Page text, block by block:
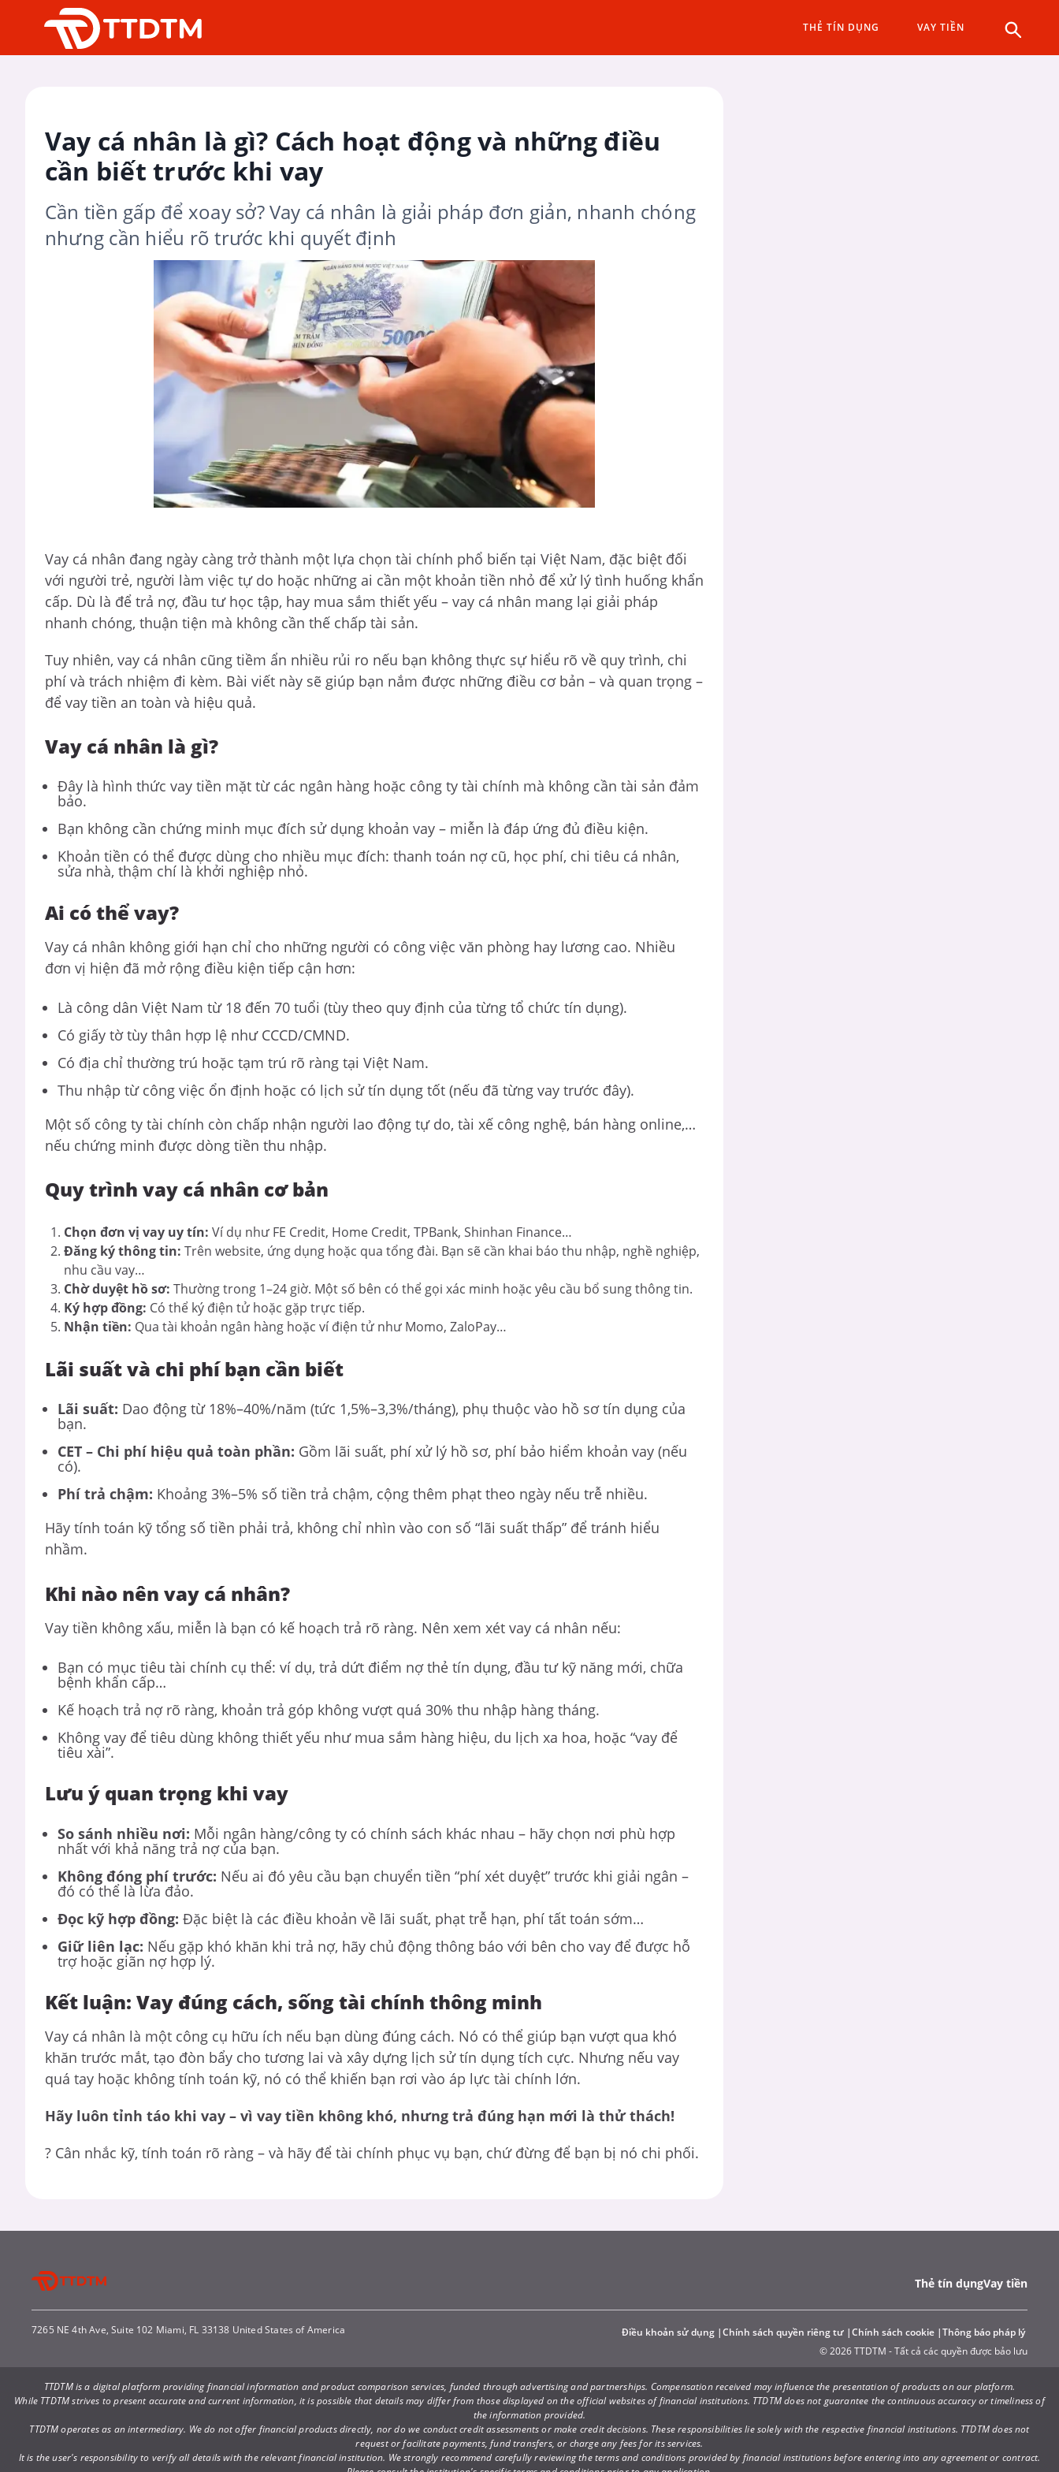
THẺ TÍN DỤNG VAY TIỀN
Vay cá nhân là gì? Cách hoạt động và những điều
cần biết trước khi vay
Cần tiền gấp để xoay sở? Vay cá nhân là giải pháp đơn giản, nhanh chóng
nhưng cần hiểu rõ trước khi quyết định
Vay cá nhân đang ngày càng trở thành một lựa chọn tài chính phổ biến tại Việt Nam, đặc biệt đối
với người trẻ, người làm việc tự do hoặc những ai cần một khoản tiền nhỏ để xử lý tình huống khẩn
cấp. Dù là để trả nợ, đầu tư học tập, hay mua sắm thiết yếu – vay cá nhân mang lại giải pháp
nhanh chóng, thuận tiện mà không cần thế chấp tài sản.
Tuy nhiên, vay cá nhân cũng tiềm ẩn nhiều rủi ro nếu bạn không thực sự hiểu rõ về quy trình, chi
phí và trách nhiệm đi kèm. Bài viết này sẽ giúp bạn nắm được những điều cơ bản – và quan trọng –
để vay tiền an toàn và hiệu quả.
Vay cá nhân là gì?
Đây là hình thức vay tiền mặt từ các ngân hàng hoặc công ty tài chính mà không cần tài sản đảm
bảo.
Bạn không cần chứng minh mục đích sử dụng khoản vay – miễn là đáp ứng đủ điều kiện.
Khoản tiền có thể được dùng cho nhiều mục đích: thanh toán nợ cũ, học phí, chi tiêu cá nhân,
sửa nhà, thậm chí là khởi nghiệp nhỏ.
Ai có thể vay?
Vay cá nhân không giới hạn chỉ cho những người có công việc văn phòng hay lương cao. Nhiều
đơn vị hiện đã mở rộng điều kiện tiếp cận hơn:
Là công dân Việt Nam từ 18 đến 70 tuổi (tùy theo quy định của từng tổ chức tín dụng).
Có giấy tờ tùy thân hợp lệ như CCCD/CMND.
Có địa chỉ thường trú hoặc tạm trú rõ ràng tại Việt Nam.
Thu nhập từ công việc ổn định hoặc có lịch sử tín dụng tốt (nếu đã từng vay trước đây).
Một số công ty tài chính còn chấp nhận người lao động tự do, tài xế công nghệ, bán hàng online,…
nếu chứng minh được dòng tiền thu nhập.
Quy trình vay cá nhân cơ bản
Chọn đơn vị vay uy tín: Ví dụ như FE Credit, Home Credit, TPBank, Shinhan Finance…
Đăng ký thông tin: Trên website, ứng dụng hoặc qua tổng đài. Bạn sẽ cần khai báo thu nhập, nghề nghiệp,
nhu cầu vay…
Chờ duyệt hồ sơ: Thường trong 1–24 giờ. Một số bên có thể gọi xác minh hoặc yêu cầu bổ sung thông tin.
Ký hợp đồng: Có thể ký điện tử hoặc gặp trực tiếp.
Nhận tiền: Qua tài khoản ngân hàng hoặc ví điện tử như Momo, ZaloPay…
Lãi suất và chi phí bạn cần biết
Lãi suất: Dao động từ 18%–40%/năm (tức 1,5%–3,3%/tháng), phụ thuộc vào hồ sơ tín dụng của
bạn.
CET – Chi phí hiệu quả toàn phần: Gồm lãi suất, phí xử lý hồ sơ, phí bảo hiểm khoản vay (nếu
có).
Phí trả chậm: Khoảng 3%–5% số tiền trả chậm, cộng thêm phạt theo ngày nếu trễ nhiều.
Hãy tính toán kỹ tổng số tiền phải trả, không chỉ nhìn vào con số “lãi suất thấp” để tránh hiểu
nhầm.
Khi nào nên vay cá nhân?
Vay tiền không xấu, miễn là bạn có kế hoạch trả rõ ràng. Nên xem xét vay cá nhân nếu:
Bạn có mục tiêu tài chính cụ thể: ví dụ, trả dứt điểm nợ thẻ tín dụng, đầu tư kỹ năng mới, chữa
bệnh khẩn cấp…
Kế hoạch trả nợ rõ ràng, khoản trả góp không vượt quá 30% thu nhập hàng tháng.
Không vay để tiêu dùng không thiết yếu như mua sắm hàng hiệu, du lịch xa hoa, hoặc “vay để
tiêu xài”.
Lưu ý quan trọng khi vay
So sánh nhiều nơi: Mỗi ngân hàng/công ty có chính sách khác nhau – hãy chọn nơi phù hợp
nhất với khả năng trả nợ của bạn.
Không đóng phí trước: Nếu ai đó yêu cầu bạn chuyển tiền “phí xét duyệt” trước khi giải ngân –
đó có thể là lừa đảo.
Đọc kỹ hợp đồng: Đặc biệt là các điều khoản về lãi suất, phạt trễ hạn, phí tất toán sớm…
Giữ liên lạc: Nếu gặp khó khăn khi trả nợ, hãy chủ động thông báo với bên cho vay để được hỗ
trợ hoặc giãn nợ hợp lý.
Kết luận: Vay đúng cách, sống tài chính thông minh
Vay cá nhân là một công cụ hữu ích nếu bạn dùng đúng cách. Nó có thể giúp bạn vượt qua khó
khăn trước mắt, tạo đòn bẩy cho tương lai và xây dựng lịch sử tín dụng tích cực. Nhưng nếu vay
quá tay hoặc không tính toán kỹ, nó có thể khiến bạn rơi vào áp lực tài chính lớn.
Hãy luôn tỉnh táo khi vay – vì vay tiền không khó, nhưng trả đúng hạn mới là thử thách!
? Cân nhắc kỹ, tính toán rõ ràng – và hãy để tài chính phục vụ bạn, chứ đừng để bạn bị nó chi phối.
Thẻ tín dụngVay tiền
7265 NE 4th Ave, Suite 102 Miami, FL 33138 United States of America Điều khoản sử dụng Chính sách quyền riêng tư Chính sách cookie Thông báo pháp lý
© 2026 TTDTM - Tất cả các quyền được bảo lưu
TTDTM is a digital platform providing financial information and product comparison services, funded through advertising and partnerships. Compensation received may influence the presentation of products on our platform.
While TTDTM strives to present accurate and current information, it is possible that details may differ from those displayed on the official websites of financial institutions. TTDTM does not guarantee the continuous accuracy or timeliness of
the information provided.
TTDTM operates as an intermediary. We do not offer financial products directly, nor do we conduct credit assessments or make credit decisions. These responsibilities lie solely with the respective financial institutions. TTDTM does not
request or facilitate payments, fund transfers, or charge any fees for its services.
It is the user's responsibility to verify all details with the relevant financial institution. We strongly recommend carefully reviewing the terms and conditions provided by financial institutions before entering into any agreement or contract.